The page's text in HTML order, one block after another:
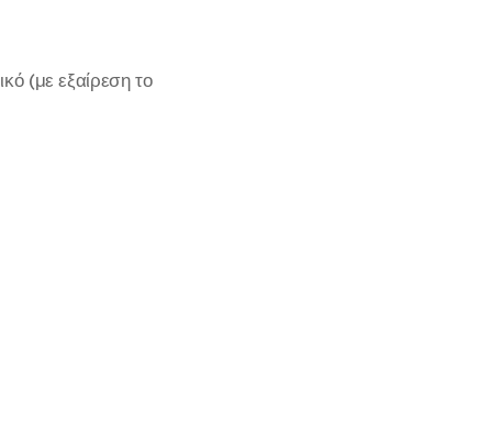
(με εξαίρεση το